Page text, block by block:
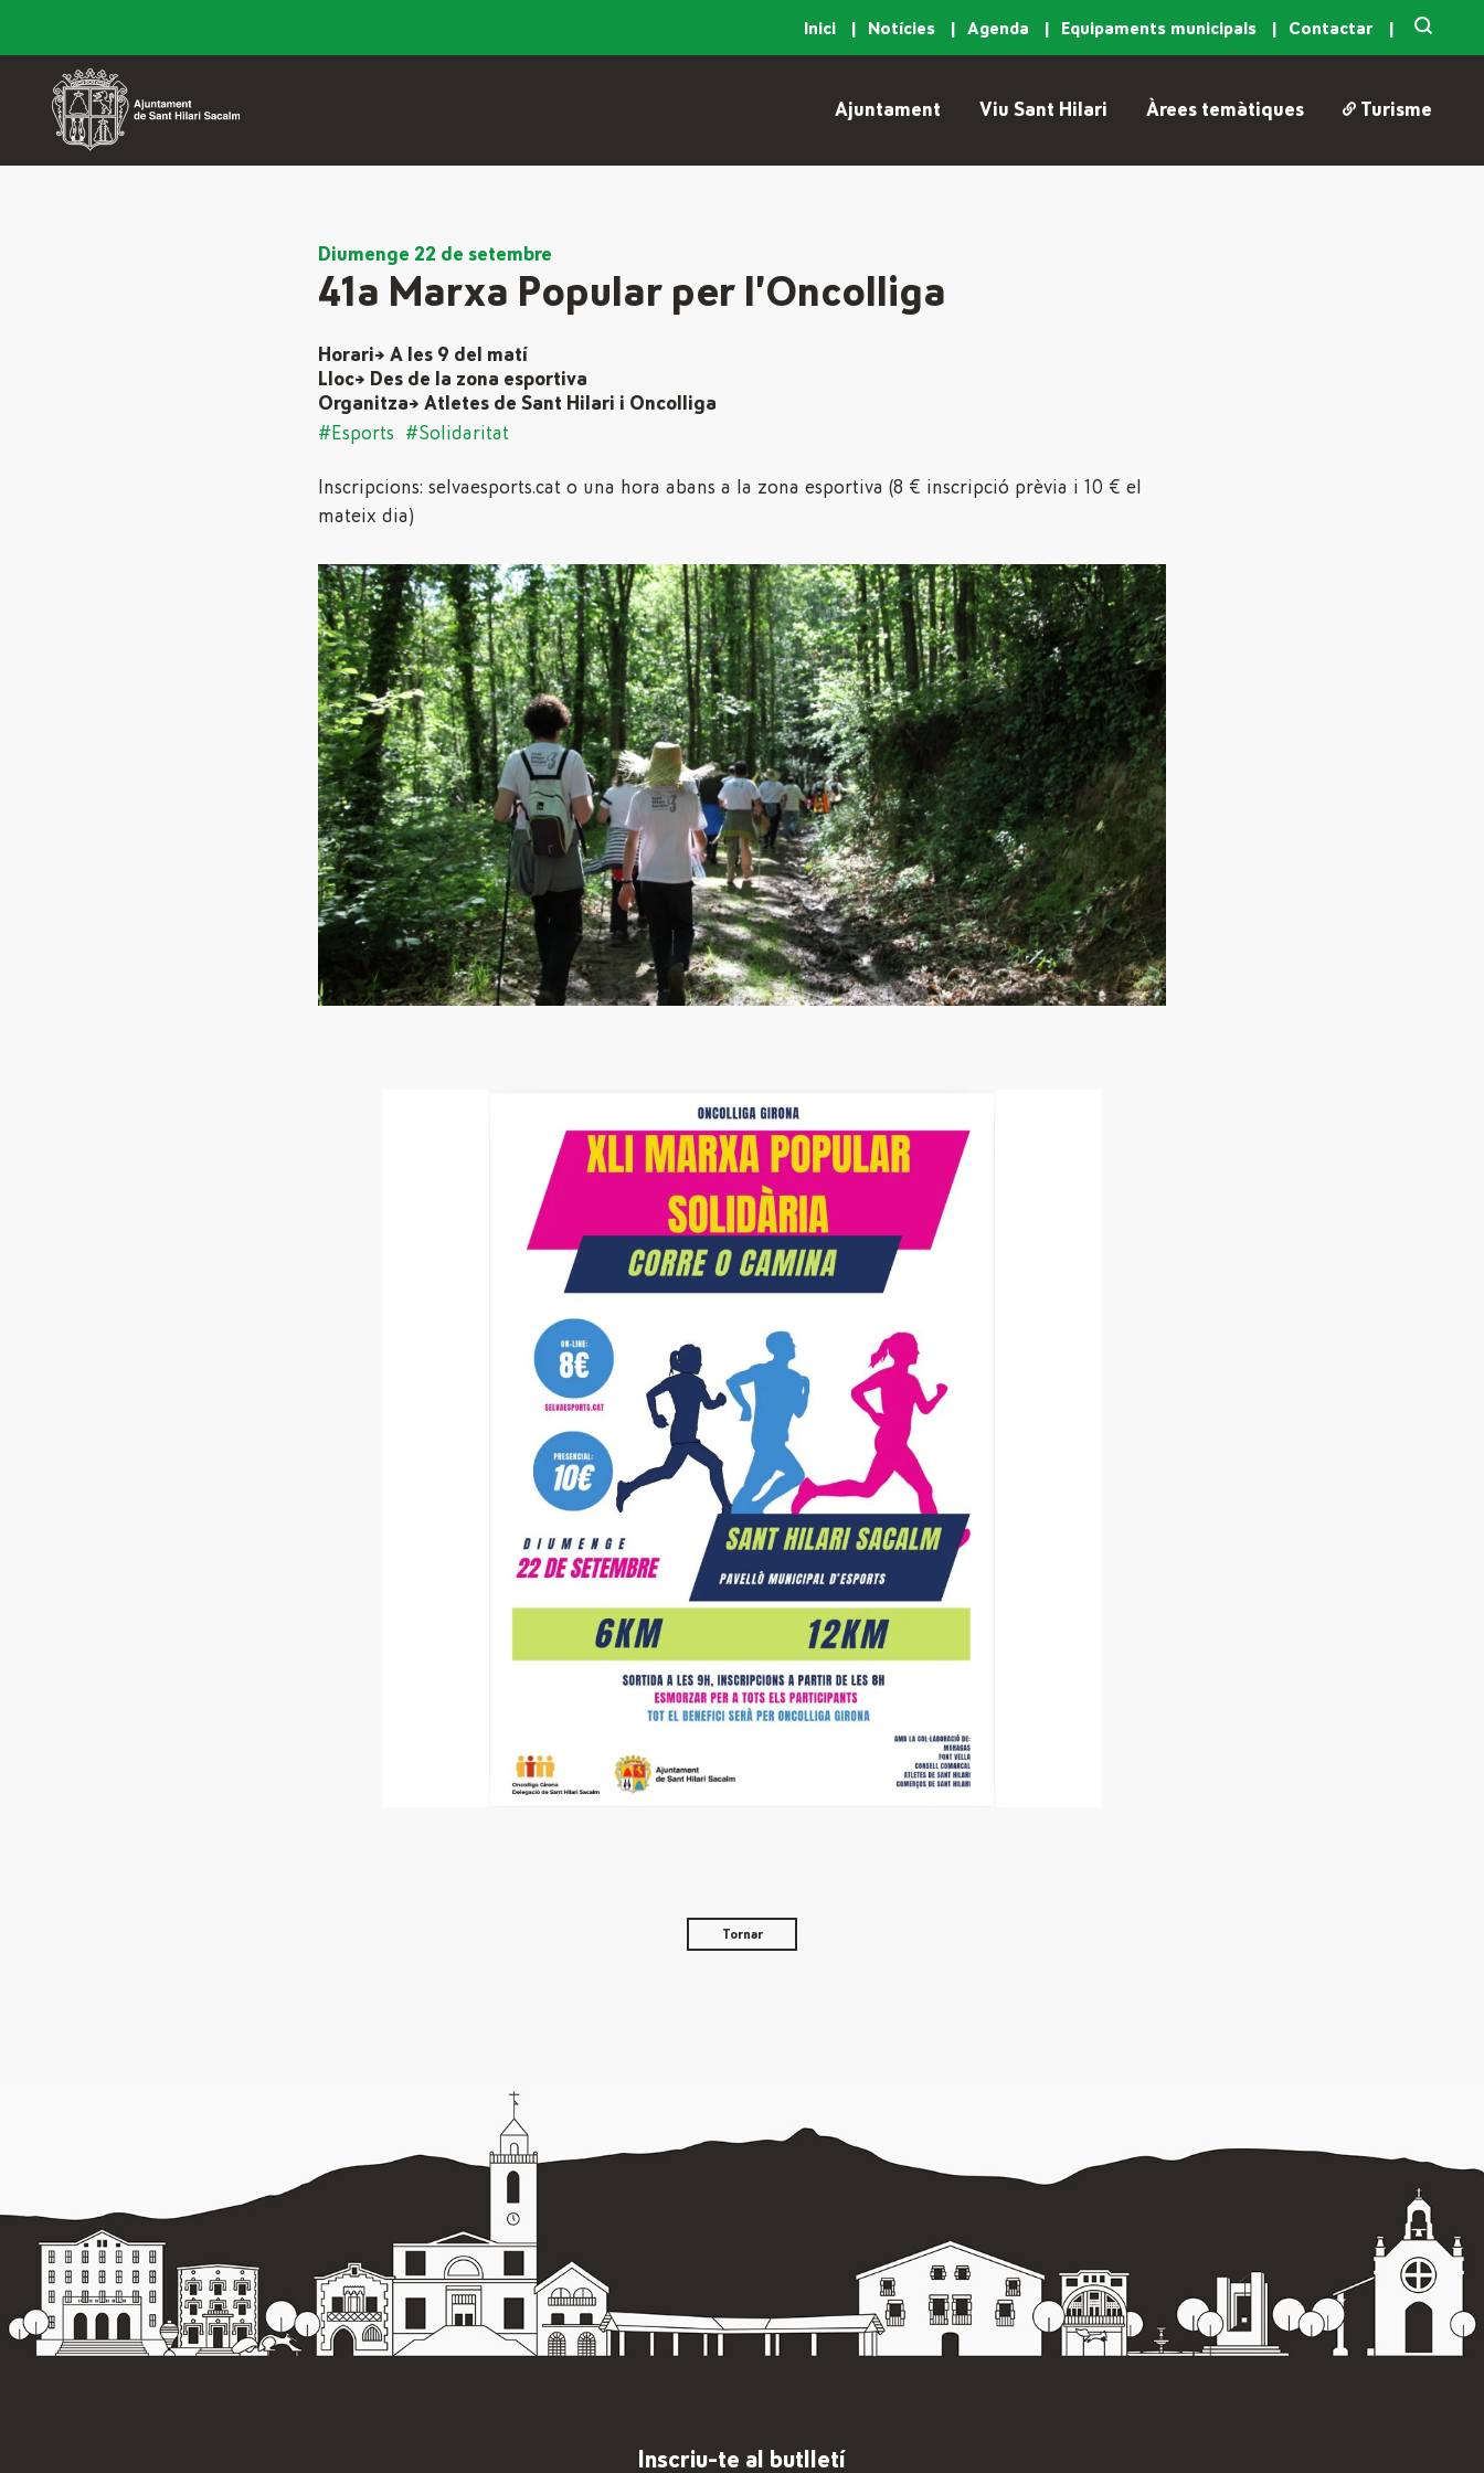
Inici Notícies Agenda Equipaments municipals Contactar
Ajuntament Viu Sant Hilari Àrees temàtiques Turisme
Diumenge 22 de setembre
41a Marxa Popular per l’Oncolliga
Horari→ A les 9 del matí
Lloc→ Des de la zona esportiva
Organitza→ Atletes de Sant Hilari i Oncolliga
#Esports
#Solidaritat
Inscripcions: selvaesports.cat o una hora abans a la zona esportiva (8 € inscripció prèvia i 10 € el
mateix dia)
Tornar
Inscriu-te al butlletí